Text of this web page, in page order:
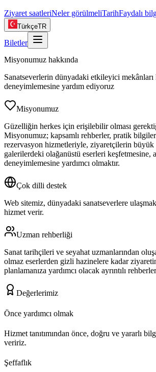
Ziyaret saatleriNeler görülmeliTarihFaydalı
TürkçeTR
Biletler
Misyonumuz hakkında
Sanatseverlerin dünyadaki etkileyici mekânları
deneyimlemesine yardım ediyoruz
Misyonumuz
Güzelliğin herkes için erişilebilir olması
Misyonumuz; kapsamlı rehberler, pratik
rezervasyon hizmetleriyle, ziyaretçilerin
galerilerdeki olağanüstü eserleri keşfetmesine,
deneyimlemesine yardımcı olmaktır.
Çok dilli destek
Web sitemiz, dünyadaki sanatseverlere
hizmet verir.
Uzman rehberliği
Sanat tarihçileri ve seyahat uzmanlarından
olmaz eserlerden gizli hazinelere kadar
planlamanıza yardımcı olacak ayrıntılı
Değerlerimiz
Önce yardımcı olmak
Hizmet tanıtımından önce, doğru ve yararlı
veririz.
Şeffaflık